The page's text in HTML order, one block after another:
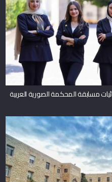
مسابقة المحكمة الصورية العربية